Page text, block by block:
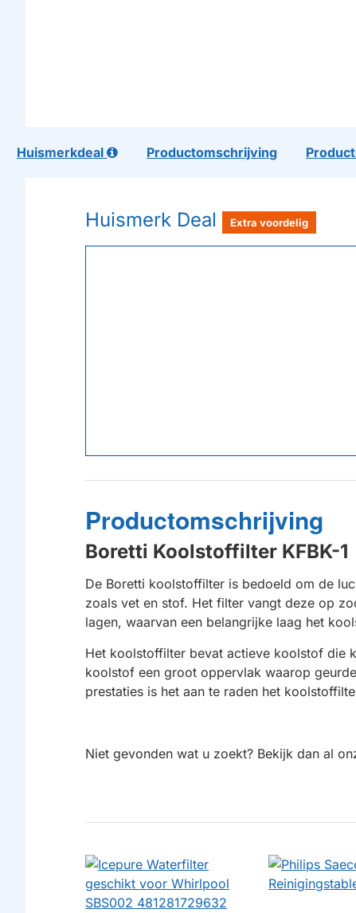
Huismerkdeal Productomschrijving
Huismerk Deal Extra voordelig
Productomschrijving
Boretti Koolstoffilter KFBK-1
De Boretti koolstoffilter is bedoeld om de
zoals vet en stof. Het filter vangt deze op
lagen, waarvan een belangrijke laag het
Het koolstoffilter bevat actieve koolstof die
koolstof een groot oppervlak waarop
prestaties is het aan te raden het
Niet gevonden wat u zoekt? Bekijk dan al